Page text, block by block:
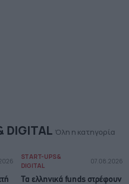
DIGITAL Όλη η κατηγορία
START-UPS &
DIGITAL
07.08.2026
Τα ελληνικά funds στρέφουν